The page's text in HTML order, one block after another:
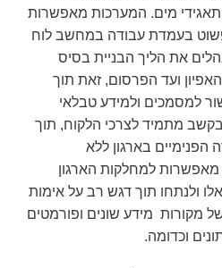
ותאגידי מים. המערכות מאפשרות
בעמדת עבודה במחשב לוח
את הליך הבניית בסיס
ועד הפרסום, זאת תוך
למסמכים ולמידע טבלאי
בקשב מתמיד לצרכי הלקוח, תוך
בארגון ללא
למחלקות הארגון
ולנתחו תוך דגש רב על אימות
מקורות מידע שונים ופורמטים
וכדומה.